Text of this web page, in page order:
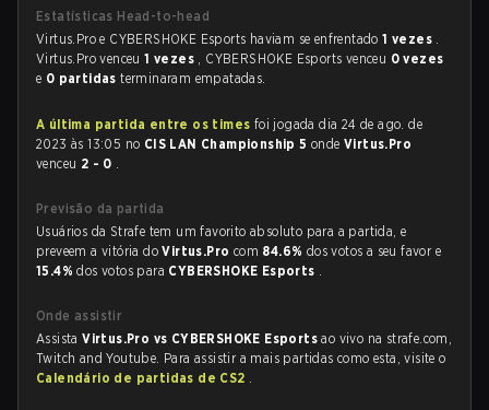
Estatísticas Head-to-head
Virtus.Pro e CYBERSHOKE Esports haviam se enfrentado1 vezes .
Virtus.Pro venceu1 vezes , CYBERSHOKE Esports venceu 0 vezes
e 0 partidasterminaram empatadas.
A última partida entre os times foi jogada dia 24 de ago. de
2023 às 13:05 no CIS LAN Championship 5ondeVirtus.Pro
venceu 2 - 0 .
Previsão da partida
Usuários da Strafe tem um favorito absoluto para a partida, e
preveem a vitória doVirtus.Pro com 84.6% dos votos a seu favor e
15.4%dos votos para CYBERSHOKE Esports .
Onde assistir
AssistaVirtus.Pro vs CYBERSHOKE Esportsao vivo na strafe.com,
Twitch and Youtube. Para assistir a mais partidas como esta, visite o
Calendário de partidas de CS2 .